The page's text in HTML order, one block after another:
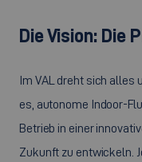
Die Vision: Die
Im VAL dreht sich alles
es, autonome Indoor-
Betrieb in einer
Zukunft zu entwickeln.